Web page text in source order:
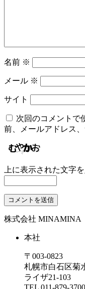
名前 ※
メール ※
サイト
次回のコメントで
前、メールアドレス
上に表示された文字
株式会社 MINAMINA
本社
〒003-0823
札幌市白石区菊
ライザ21-103